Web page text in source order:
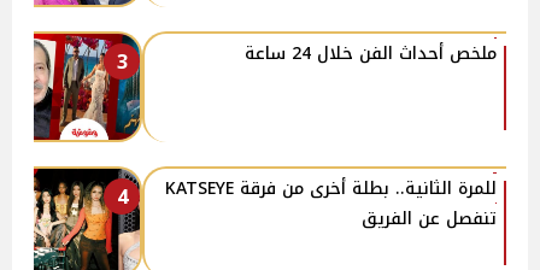
3 ملخص أحداث الفن خلال 24 ساعة
4
للمرة الثانية.. بطلة أخرى من فرقة KATSEYE
تنفصل عن الفريق